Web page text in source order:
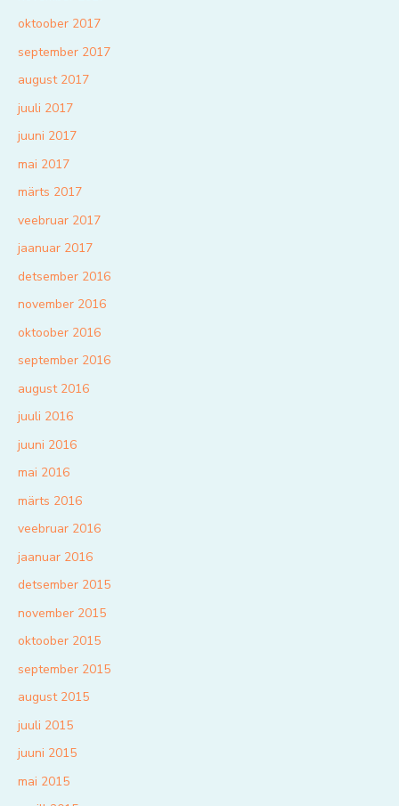
oktoober 2017
september 2017
august 2017
juuli 2017
juuni 2017
mai 2017
märts 2017
veebruar 2017
jaanuar 2017
detsember 2016
november 2016
oktoober 2016
september 2016
august 2016
juuli 2016
juuni 2016
mai 2016
märts 2016
veebruar 2016
jaanuar 2016
detsember 2015
november 2015
oktoober 2015
september 2015
august 2015
juuli 2015
juuni 2015
mai 2015